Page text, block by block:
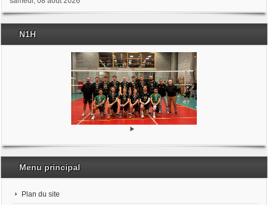
Les stages
Documents
N1H
Menu principal
Plan du site